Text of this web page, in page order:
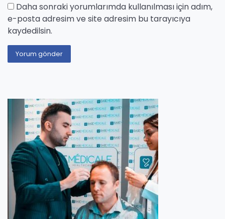
Daha sonraki yorumlarımda kullanılması için adım,
e-posta adresim ve site adresim bu tarayıcıya
kaydedilsin.